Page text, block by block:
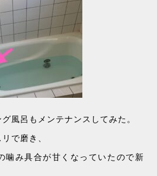
風呂もメンテナンスしてみた。
で磨き、
噛み具合が甘くなっていたので新